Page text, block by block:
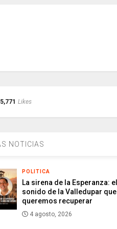
5,771 Likes
NOTICIAS
POLITICA
La sirena de la Esperanza: el
sonido de la Valledupar que
queremos recuperar
4 agosto, 2026